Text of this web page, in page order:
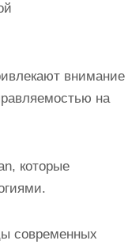
внимание
на
которые
современных